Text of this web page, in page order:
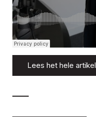
Lees het hele artikel